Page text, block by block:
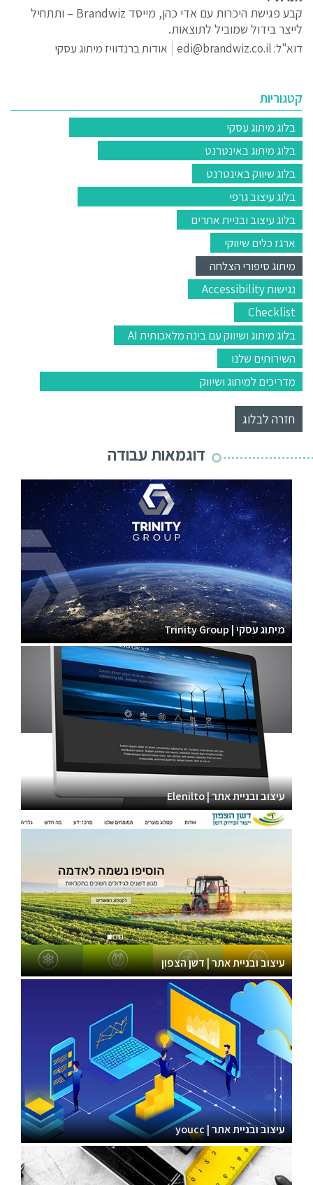
קטגוריות
בלוג מיתוג עסקי
בלוג מיתוג באינטרנט
בלוג שיווק באינטרנט
בלוג עיצוב גרפי
בלוג עיצוב ובניית אתרים
ארגז כלים שיווקי
מיתוג סיפורי הצלחה
נגישות Accessibility
Checklist
בלוג מיתוג ושיווק עם בינה מלאכותית AI
השירותים שלנו
מדריכים למיתוג ושיווק
חזרה לבלוג
קבע פגישת היכרות עם אדי כהן, מייסד Brandwiz – ותתחיל
לייצר בידול שמוביל לתוצאות.
דוא"ל: edi@brandwiz.co.il אודות ברנדוויז מיתוג עסקי
דוגמאות עבודה
מיתוג עסקי | Trinity Group
עיצוב ובניית אתר | Elenilto
עיצוב ובניית אתר | דשן הצפון
עיצוב ובניית אתר | youcc